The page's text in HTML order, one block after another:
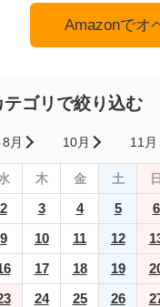
Amazonでオ
テゴリで絞り込む
8月 10月 11月
木 金 土 日
2 3 4 5
6
9 10 11 12
17 18 19
24 25 26